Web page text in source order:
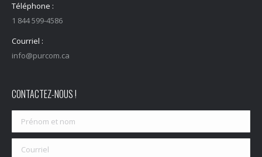
Téléphone :
1 844 599-4586
Courriel :
info@purcom.ca
CONTACTEZ-NOUS !